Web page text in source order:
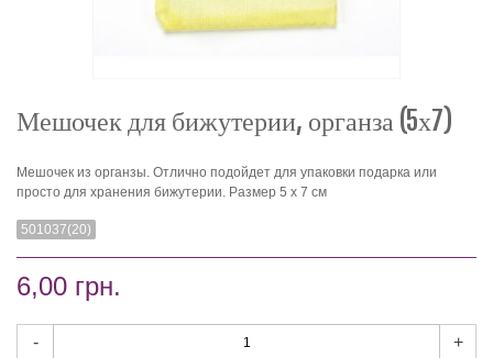
Мешочек для бижутерии, органза (5х7)
Мешочек из органзы. Отлично подойдет для упаковки подарка или
просто для хранения бижутерии. Размер 5 х 7 см
501037(20)
6,00 грн.
- +